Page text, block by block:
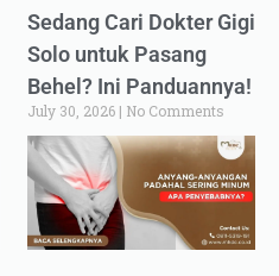
Sedang Cari Dokter Gigi
Solo untuk Pasang
Behel? Ini Panduannya!
July 30, 2026 No Comments